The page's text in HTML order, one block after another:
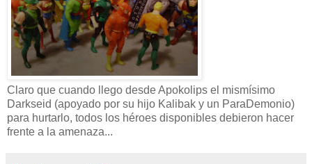
Claro que cuando llego desdeApokolips el mismísimo
Darkseid (apoyado por su hijo Kalibak y un ParaDemonio)
para hurtarlo, todos los héroes disponibles debieron hacer
frente a la amenaza...